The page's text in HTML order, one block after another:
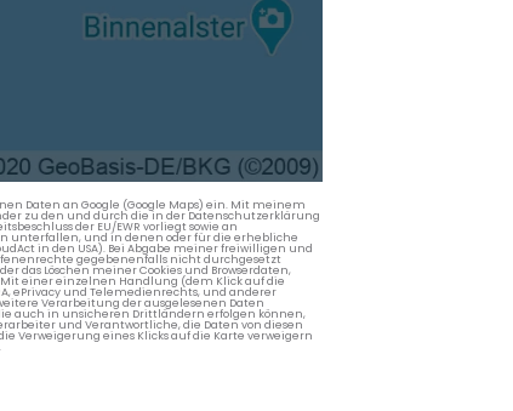
Daten an Google (Google Maps) ein. Mit meinem
zu den und durch die in der Datenschutzerklärung
der EU/EWR vorliegt sowie an
unterfallen, und in denen oder für die erhebliche
in den USA). Bei Abgabe meiner freiwilligen und
gegebenenfalls nicht durchgesetzt
das Löschen meiner Cookies und Browserdaten,
einer einzelnen Handlung (dem Klick auf die
ePrivacy und Telemedienrechts, und anderer
Verarbeitung der ausgelesenen Daten
auch in unsicheren Drittländern erfolgen können,
und Verantwortliche, die Daten von diesen
eines Klicks auf die Karte verweigern